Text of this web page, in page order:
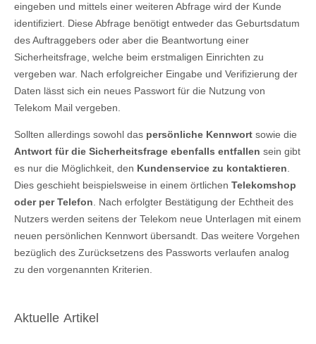
eingeben und mittels einer weiteren Abfrage wird der Kunde
identifiziert. Diese Abfrage benötigt entweder das Geburtsdatum
des Auftraggebers oder aber die Beantwortung einer
Sicherheitsfrage, welche beim erstmaligen Einrichten zu
vergeben war. Nach erfolgreicher Eingabe und Verifizierung der
Daten lässt sich ein neues Passwort für die Nutzung von
Telekom Mail vergeben.
Sollten allerdings sowohl das persönliche Kennwort sowie die
Antwort für die Sicherheitsfrage ebenfalls entfallen sein gibt
es nur die Möglichkeit, den Kundenservice zu kontaktieren.
Dies geschieht beispielsweise in einem örtlichen Telekomshop
oder per Telefon. Nach erfolgter Bestätigung der Echtheit des
Nutzers werden seitens der Telekom neue Unterlagen mit einem
neuen persönlichen Kennwort übersandt. Das weitere Vorgehen
bezüglich des Zurücksetzens des Passworts verlaufen analog
zu den vorgenannten Kriterien.
Aktuelle Artikel